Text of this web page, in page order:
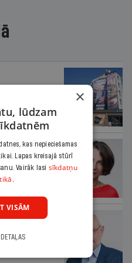
par
×
lūdzam
kas nepieciešamas
Lapas kreisajā stūrī
Vairāk lasi sīkdatņu
VISĀM